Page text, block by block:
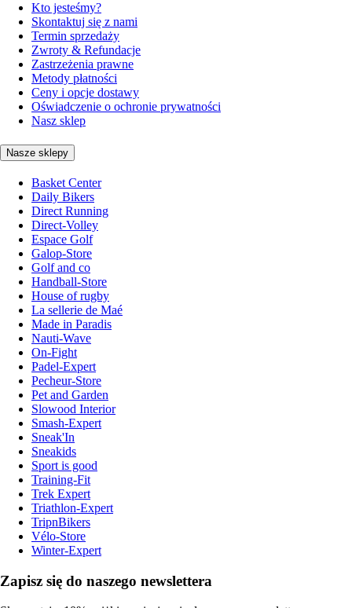
Kto jesteśmy?
Skontaktuj się z nami
Termin sprzedaży
Zwroty & Refundacje
Zastrzeżenia prawne
Metody płatności
Ceny i opcje dostawy
Oświadczenie o ochronie prywatności
Nasz sklep
Nasze sklepy
Basket Center
Daily Bikers
Direct Running
Direct-Volley
Espace Golf
Galop-Store
Golf and co
Handball-Store
House of rugby
La sellerie de Maé
Made in Paradis
Nauti-Wave
On-Fight
Padel-Expert
Pecheur-Store
Pet and Garden
Slowood Interior
Smash-Expert
Sneak'In
Sneakids
Sport is good
Training-Fit
Trek Expert
Triathlon-Expert
TripnBikers
Vélo-Store
Winter-Expert
Zapisz się do naszego newslettera